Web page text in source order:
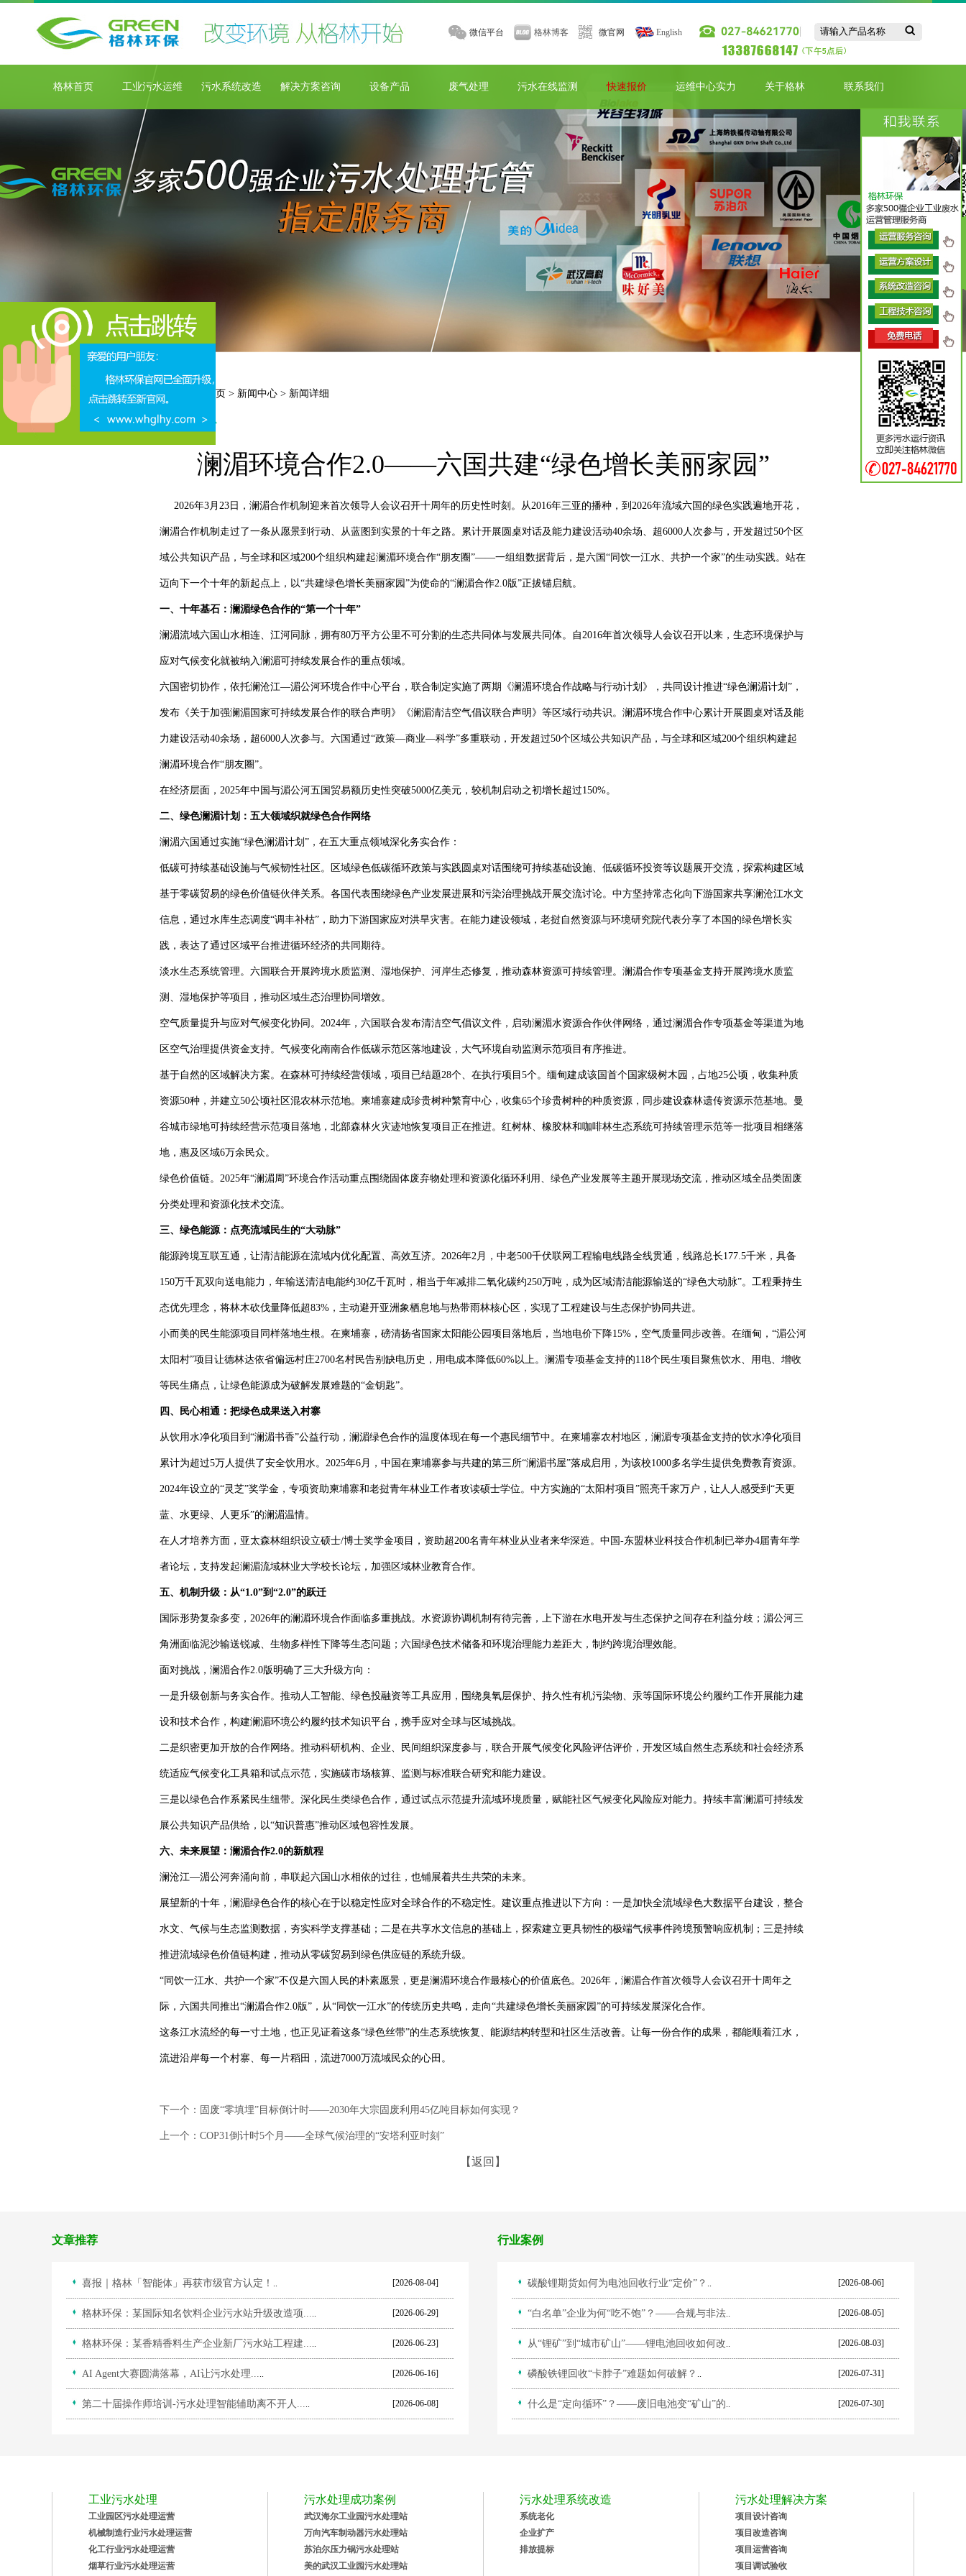
微信平台 格林博客 微官网 English
格林首页 工业污水运维 污水系统改造 解决方案咨询 设备产品 废气处理 污水在线监测 快速报价 运维中心实力 关于格林 联系我们
当前位置: 首页 > 新闻中心 > 新闻详细
新闻中心
澜湄环境合作2.0——六国共建“绿色增长美丽家园”
2026年3月23日，澜湄合作机制迎来首次领导人会议召开十周年的历史性时刻。从2016年三亚的播种，到2026年流域六国的绿色实践遍地开花，
澜湄合作机制走过了一条从愿景到行动、从蓝图到实景的十年之路。累计开展圆桌对话及能力建设活动40余场、超6000人次参与，开发超过50个区
域公共知识产品，与全球和区域200个组织构建起澜湄环境合作“朋友圈”——一组组数据背后，是六国“同饮一江水、共护一个家”的生动实践。站在
迈向下一个十年的新起点上，以“共建绿色增长美丽家园”为使命的“澜湄合作2.0版”正拔锚启航。
一、十年基石：澜湄绿色合作的“第一个十年”
澜湄流域六国山水相连、江河同脉，拥有80万平方公里不可分割的生态共同体与发展共同体。自2016年首次领导人会议召开以来，生态环境保护与
应对气候变化就被纳入澜湄可持续发展合作的重点领域。
六国密切协作，依托澜沧江—湄公河环境合作中心平台，联合制定实施了两期《澜湄环境合作战略与行动计划》，共同设计推进“绿色澜湄计划”，
发布《关于加强澜湄国家可持续发展合作的联合声明》《澜湄清洁空气倡议联合声明》等区域行动共识。澜湄环境合作中心累计开展圆桌对话及能
力建设活动40余场，超6000人次参与。六国通过“政策—商业—科学”多重联动，开发超过50个区域公共知识产品，与全球和区域200个组织构建起
澜湄环境合作“朋友圈”。
在经济层面，2025年中国与湄公河五国贸易额历史性突破5000亿美元，较机制启动之初增长超过150%。
二、绿色澜湄计划：五大领域织就绿色合作网络
澜湄六国通过实施“绿色澜湄计划”，在五大重点领域深化务实合作：
低碳可持续基础设施与气候韧性社区。区域绿色低碳循环政策与实践圆桌对话围绕可持续基础设施、低碳循环投资等议题展开交流，探索构建区域
基于零碳贸易的绿色价值链伙伴关系。各国代表围绕绿色产业发展进展和污染治理挑战开展交流讨论。中方坚持常态化向下游国家共享澜沧江水文
信息，通过水库生态调度“调丰补枯”，助力下游国家应对洪旱灾害。在能力建设领域，老挝自然资源与环境研究院代表分享了本国的绿色增长实
践，表达了通过区域平台推进循环经济的共同期待。
淡水生态系统管理。六国联合开展跨境水质监测、湿地保护、河岸生态修复，推动森林资源可持续管理。澜湄合作专项基金支持开展跨境水质监
测、湿地保护等项目，推动区域生态治理协同增效。
空气质量提升与应对气候变化协同。2024年，六国联合发布清洁空气倡议文件，启动澜湄水资源合作伙伴网络，通过澜湄合作专项基金等渠道为地
区空气治理提供资金支持。气候变化南南合作低碳示范区落地建设，大气环境自动监测示范项目有序推进。
基于自然的区域解决方案。在森林可持续经营领域，项目已结题28个、在执行项目5个。缅甸建成该国首个国家级树木园，占地25公顷，收集种质
资源50种，并建立50公顷社区混农林示范地。柬埔寨建成珍贵树种繁育中心，收集65个珍贵树种的种质资源，同步建设森林遗传资源示范基地。曼
谷城市绿地可持续经营示范项目落地，北部森林火灾迹地恢复项目正在推进。红树林、橡胶林和咖啡林生态系统可持续管理示范等一批项目相继落
地，惠及区域6万余民众。
绿色价值链。2025年“澜湄周”环境合作活动重点围绕固体废弃物处理和资源化循环利用、绿色产业发展等主题开展现场交流，推动区域全品类固废
分类处理和资源化技术交流。
三、绿色能源：点亮流域民生的“大动脉”
能源跨境互联互通，让清洁能源在流域内优化配置、高效互济。2026年2月，中老500千伏联网工程输电线路全线贯通，线路总长177.5千米，具备
150万千瓦双向送电能力，年输送清洁电能约30亿千瓦时，相当于年减排二氧化碳约250万吨，成为区域清洁能源输送的“绿色大动脉”。工程秉持生
态优先理念，将林木砍伐量降低超83%，主动避开亚洲象栖息地与热带雨林核心区，实现了工程建设与生态保护协同共进。
小而美的民生能源项目同样落地生根。在柬埔寨，磅清扬省国家太阳能公园项目落地后，当地电价下降15%，空气质量同步改善。在缅甸，“湄公河
太阳村”项目让德林达依省偏远村庄2700名村民告别缺电历史，用电成本降低60%以上。澜湄专项基金支持的118个民生项目聚焦饮水、用电、增收
等民生痛点，让绿色能源成为破解发展难题的“金钥匙”。
四、民心相通：把绿色成果送入村寨
从饮用水净化项目到“澜湄书香”公益行动，澜湄绿色合作的温度体现在每一个惠民细节中。在柬埔寨农村地区，澜湄专项基金支持的饮水净化项目
累计为超过5万人提供了安全饮用水。2025年6月，中国在柬埔寨参与共建的第三所“澜湄书屋”落成启用，为该校1000多名学生提供免费教育资源。
2024年设立的“灵芝”奖学金，专项资助柬埔寨和老挝青年林业工作者攻读硕士学位。中方实施的“太阳村项目”照亮千家万户，让人人感受到“天更
蓝、水更绿、人更乐”的澜湄温情。
在人才培养方面，亚太森林组织设立硕士/博士奖学金项目，资助超200名青年林业从业者来华深造。中国-东盟林业科技合作机制已举办4届青年学
者论坛，支持发起澜湄流域林业大学校长论坛，加强区域林业教育合作。
五、机制升级：从“1.0”到“2.0”的跃迁
国际形势复杂多变，2026年的澜湄环境合作面临多重挑战。水资源协调机制有待完善，上下游在水电开发与生态保护之间存在利益分歧；湄公河三
角洲面临泥沙输送锐减、生物多样性下降等生态问题；六国绿色技术储备和环境治理能力差距大，制约跨境治理效能。
面对挑战，澜湄合作2.0版明确了三大升级方向：
一是升级创新与务实合作。推动人工智能、绿色投融资等工具应用，围绕臭氧层保护、持久性有机污染物、汞等国际环境公约履约工作开展能力建
设和技术合作，构建澜湄环境公约履约技术知识平台，携手应对全球与区域挑战。
二是织密更加开放的合作网络。推动科研机构、企业、民间组织深度参与，联合开展气候变化风险评估评价，开发区域自然生态系统和社会经济系
统适应气候变化工具箱和试点示范，实施碳市场核算、监测与标准联合研究和能力建设。
三是以绿色合作系紧民生纽带。深化民生类绿色合作，通过试点示范提升流域环境质量，赋能社区气候变化风险应对能力。持续丰富澜湄可持续发
展公共知识产品供给，以“知识普惠”推动区域包容性发展。
六、未来展望：澜湄合作2.0的新航程
澜沧江—湄公河奔涌向前，串联起六国山水相依的过往，也铺展着共生共荣的未来。
展望新的十年，澜湄绿色合作的核心在于以稳定性应对全球合作的不稳定性。建议重点推进以下方向：一是加快全流域绿色大数据平台建设，整合
水文、气候与生态监测数据，夯实科学支撑基础；二是在共享水文信息的基础上，探索建立更具韧性的极端气候事件跨境预警响应机制；三是持续
推进流域绿色价值链构建，推动从零碳贸易到绿色供应链的系统升级。
“同饮一江水、共护一个家”不仅是六国人民的朴素愿景，更是澜湄环境合作最核心的价值底色。2026年，澜湄合作首次领导人会议召开十周年之
际，六国共同推出“澜湄合作2.0版”，从“同饮一江水”的传统历史共鸣，走向“共建绿色增长美丽家园”的可持续发展深化合作。
这条江水流经的每一寸土地，也正见证着这条“绿色丝带”的生态系统恢复、能源结构转型和社区生活改善。让每一份合作的成果，都能顺着江水，
流进沿岸每一个村寨、每一片稻田，流进7000万流域民众的心田。
下一个：固废“零填埋”目标倒计时——2030年大宗固废利用45亿吨目标如何实现？
上一个：COP31倒计时5个月——全球气候治理的“安塔利亚时刻”
【返回】
文章推荐
喜报｜格林「智能体」再获市级官方认定！ .. [2026-08-04]
格林环保：某国际知名饮料企业污水站升级改造项..... [2026-06-29]
格林环保：某香精香料生产企业新厂污水站工程建..... [2026-06-23]
AI Agent大赛圆满落幕，AI让污水处理..... [2026-06-16]
第二十届操作师培训-污水处理智能辅助离不开人..... [2026-06-08]
行业案例
碳酸锂期货如何为电池回收行业“定价”？ .. [2026-08-06]
“白名单”企业为何“吃不饱”？——合规与非法.. [2026-08-05]
从“锂矿”到“城市矿山”——锂电池回收如何改.. [2026-08-03]
磷酸铁锂回收“卡脖子”难题如何破解？ .. [2026-07-31]
什么是“定向循环”？——废旧电池变“矿山”的.. [2026-07-30]
工业污水处理
工业园区污水处理运营
机械制造行业污水处理运营
化工行业污水处理运营
烟草行业污水处理运营
污水处理成功案例
武汉海尔工业园污水处理站
万向汽车制动器污水处理站
苏泊尔压力锅污水处理站
美的武汉工业园污水处理站
污水处理系统改造
系统老化
企业扩产
排放提标
污水处理解决方案
项目设计咨询
项目改造咨询
项目运营咨询
项目调试验收